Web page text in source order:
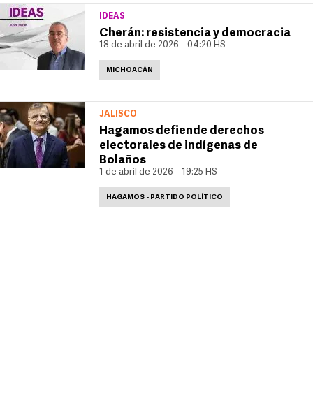
IDEAS
Cherán: resistencia y democracia
18 de abril de 2026 - 04:20 HS
MICHOACÁN
JALISCO
Hagamos defiende derechos
electorales de indígenas de
Bolaños
1 de abril de 2026 - 19:25 HS
HAGAMOS - PARTIDO POLÍTICO